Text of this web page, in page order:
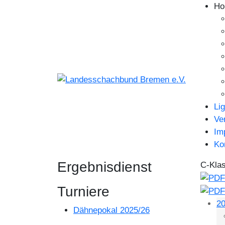
Ergebnisdienst
Turniere
Dähnepokal 2025/26
C-